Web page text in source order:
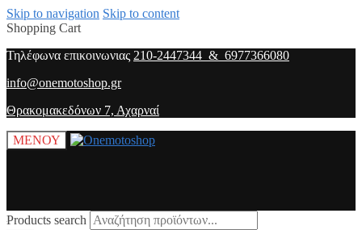
Skip to navigation Skip to content
Shopping Cart
Τηλέφωνα επικοινωνιας 210-2447344 & 6977366080
info@onemotoshop.gr
Θρακομακεδόνων 7, Αχαρναί
ΜΕΝΟΥ
Products search